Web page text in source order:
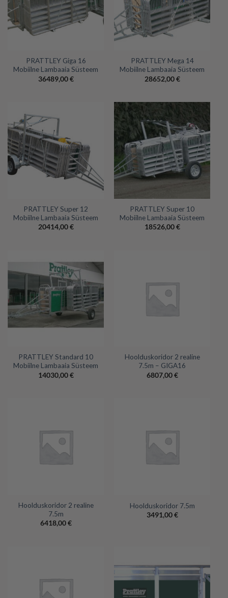
PRATTLEY Giga 16
Mobiilne Lambaaia Süsteem
36489,00€
PRATTLEY Mega 14
Mobiilne Lambaaia Süsteem
28652,00€
PRATTLEY Super 12
Mobiilne Lambaaia Süsteem
20414,00€
PRATTLEY Super 10
Mobiilne Lambaaia Süsteem
18526,00€
PRATTLEY Standard 10
Mobiilne Lambaaia Süsteem
14030,00€
Hoolduskoridor 2 realine
7.5m – GIGA16
6807,00€
Hoolduskoridor 2 realine
7.5m
6418,00€
Hoolduskoridor 7.5m
3491,00€